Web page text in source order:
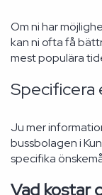
Om ni har
kan ni ofta få
mest populära
Specificera
Ju mer
bussbolagen i
specifika
Vad kostar